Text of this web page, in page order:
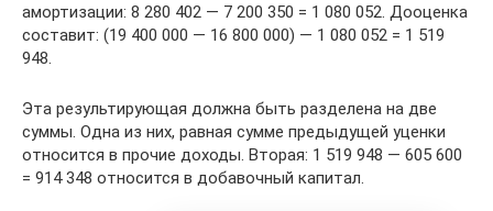
амортизации: 8 280 402 — 7 200 350 = 1 080 052. Дооценка
составит: (19 400 000 — 16 800 000) — 1 080 052 = 1 519
948.
Эта результирующая должна быть разделена на две
суммы. Одна из них, равная сумме предыдущей уценки
относится в прочие доходы. Вторая: 1 519 948 — 605 600
= 914 348 относится в добавочный капитал.